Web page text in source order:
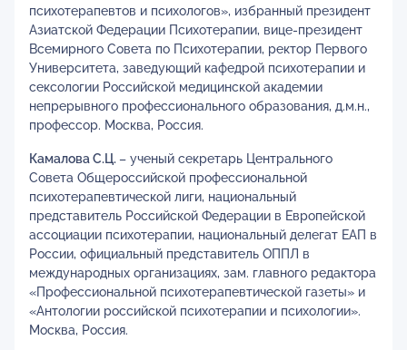
психотерапевтов и психологов», избранный президент
Азиатской Федерации Психотерапии, вице-президент
Всемирного Совета по Психотерапии, ректор Первого
Университета, заведующий кафедрой психотерапии и
сексологии Российской медицинской академии
непрерывного профессионального образования, д.м.н.,
профессор. Москва, Россия.
Камалова С.Ц. – ученый секретарь Центрального
Совета Общероссийской профессиональной
психотерапевтической лиги, национальный
представитель Российской Федерации в Европейской
ассоциации психотерапии, национальный делегат ЕАП в
России, официальный представитель ОППЛ в
международных организациях, зам. главного редактора
«Профессиональной психотерапевтической газеты» и
«Антологии российской психотерапии и психологии».
Москва, Россия.